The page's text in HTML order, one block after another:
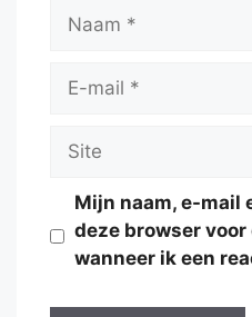
Naam
Site
Mijn naam, e-mail
deze browser
wanneer ik een